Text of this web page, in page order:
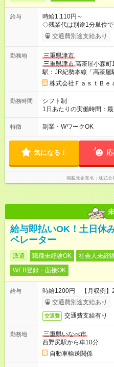
給与
時給1,110円～
◇残業代は別途1分単位
月インセンティブポイン
じてインセンティブポイ
理美容師手当あり 研修期間6ヶ月間は以下給与のみ変更あり 時
給1090円 ※交通費支給（全額支給） ※給与に関しては2025年度
の最低賃金を反映済み ※
期によっては変動の可能
せください 【試用
交通費別途支給あり
勤務地
三重県津市
三重県津市高茶屋小森町
駅：JR紀勢本線「高茶屋
株式会社ＦａｓｔＢｅ
勤務時間
シフト制
1日あたりの実働時間：
週2日～、1日5時間～OK
え決定します 扶養内勤務
特徴 副業・WワークOK
気になる！
掲載元企業名 株式会
給与即払いOK！土日休
ペレーター
派遣 職種未経験OK 社会人未経
WEB登録・面接OK
給与
時給1200円 【月収例】
交通費別途支給あり
交通費 交通費支給有り
勤務地
三重県いなべ市
西野尻駅から車10分
自動車輸送関係